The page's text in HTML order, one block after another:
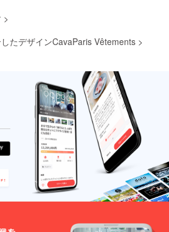
>
たデザインCavaParis Vêtements >